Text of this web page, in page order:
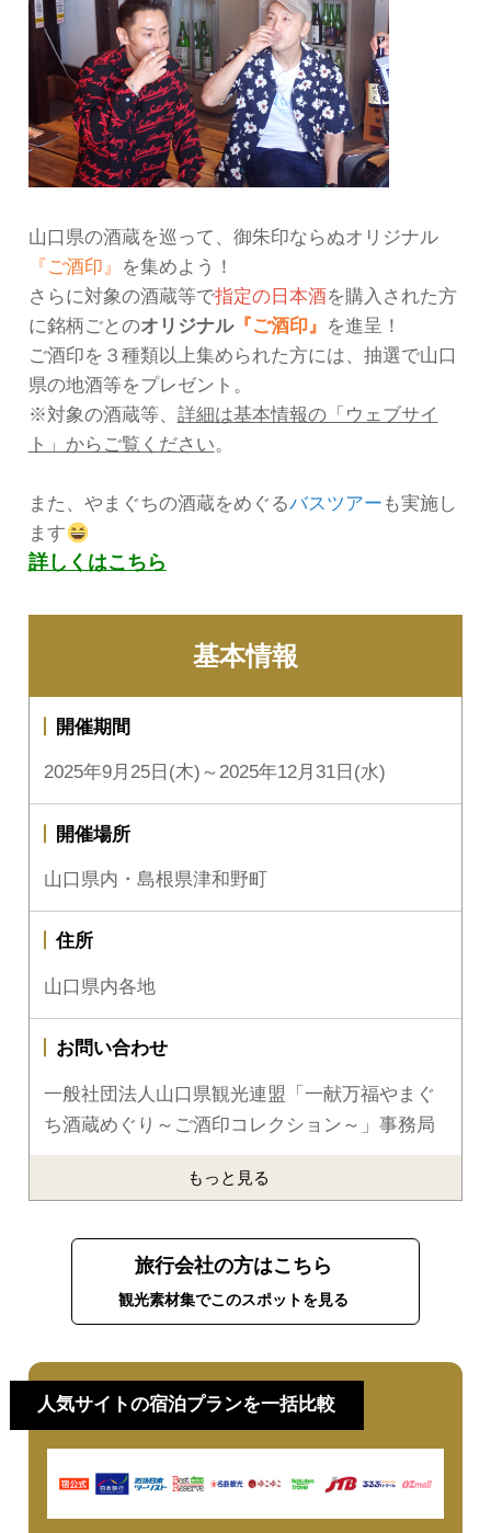
山口県の酒蔵を巡って、御朱印ならぬオリジナル
『ご酒印』
を集めよう！
さらに対象の酒蔵等で指定の日本酒を購入された方
に銘柄ごとのオリジナル『ご酒印』 を進呈！
ご酒印を３種類以上集められた方には、抽選で山口
県の地酒等をプレゼント。
※対象の酒蔵等、 詳細は基本情報の「ウェブサイ
ト」からご覧ください。
また、やまぐちの酒蔵をめぐるバスツアー も実施し
ます
詳しくはこちら
基本情報
開催期間
2025年9月25日(木)～2025年12月31日(水)
開催場所
山口県内・島根県津和野町
住所
山口県内各地
お問い合わせ
一般社団法人山口県観光連盟「一献万福やまぐ
ち酒蔵めぐり～ご酒印コレクション～」事務局
もっと見る
旅行会社の方はこちら
観光素材集でこのスポットを見る
人気サイトの宿泊プランを一括比較